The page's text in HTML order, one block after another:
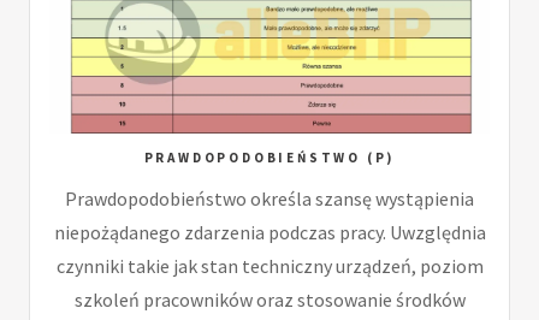
PRAWDOPODOBIEŃSTWO (P)
Prawdopodobieństwo określa szansę wystąpienia
niepożądanego zdarzenia podczas pracy. Uwzględnia
czynniki takie jak stan techniczny urządzeń, poziom
szkoleń pracowników oraz stosowanie środków